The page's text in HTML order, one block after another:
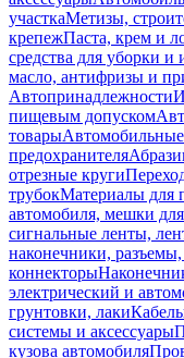
участкаМетизы,
крепежПаста, крем и
средства для уборки и
масло, антифризы и
Автопринадлежности
пищевым допуском
товары
предохранителя
отрезные круги
трубокМатериалы для
автомобиля, мешки
сигнальные ленты,
наконечники,
коннекторы
электрический и
грунтовки, лаки
системы и аксессуары
кузова автомобиля